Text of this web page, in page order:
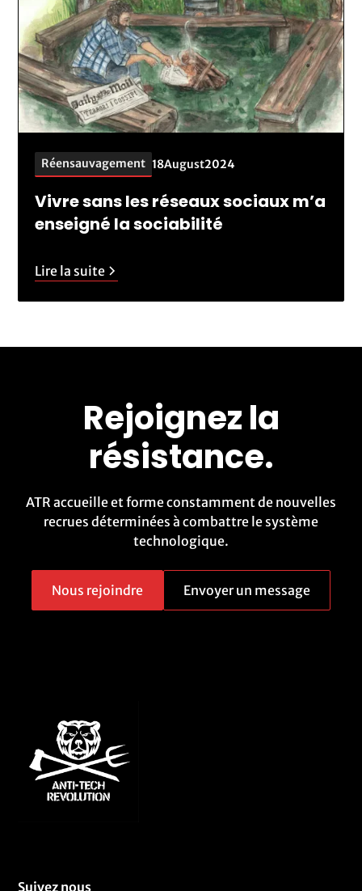
Réensauvagement 18August2024
Vivre sans les réseaux sociaux m’a
enseigné la sociabilité
Lire la suite
Rejoignez la
résistance.
ATR accueille et forme constamment de nouvelles
recrues déterminées à combattre le système
technologique.
Nous rejoindre Envoyer un message
Suivez nous